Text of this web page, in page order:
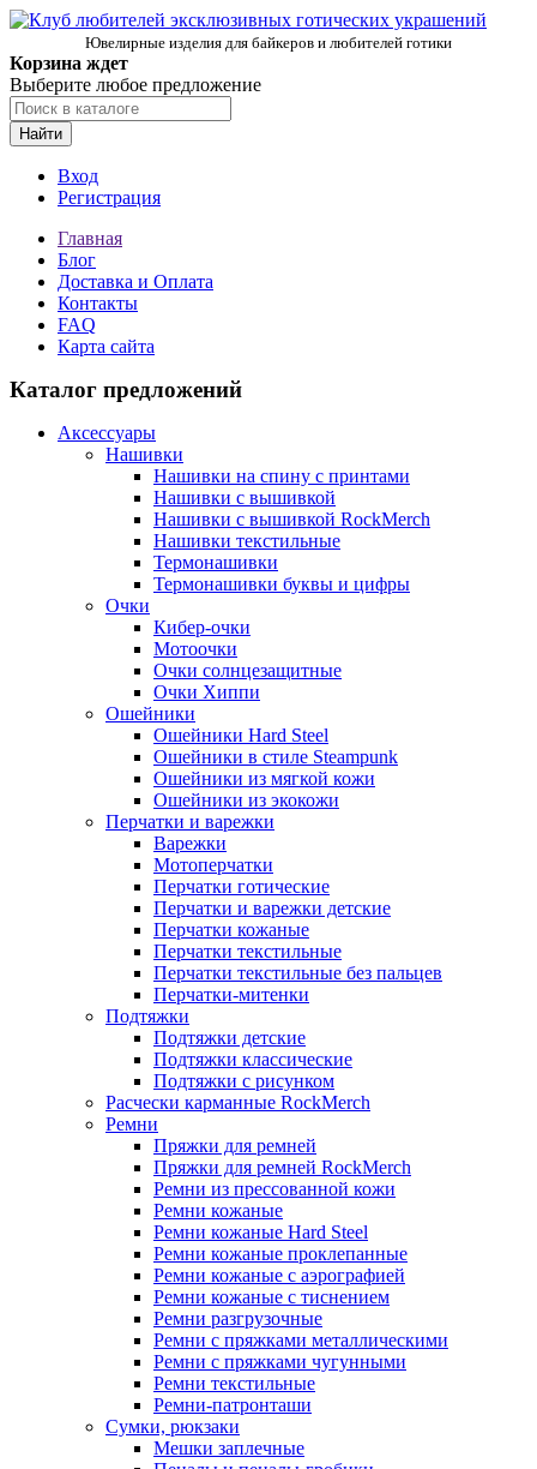
Ювелирные изделия для байкеров и любителей готики
Корзина ждет
Выберите любое предложение
Найти
Вход
Регистрация
Главная
Блог
Доставка и Оплата
Контакты
FAQ
Карта сайта
Каталог предложений
Аксессуары
Нашивки
Нашивки на спину с принтами
Нашивки с вышивкой
Нашивки с вышивкой RockMerch
Нашивки текстильные
Термонашивки
Термонашивки буквы и цифры
Очки
Кибер-очки
Мотоочки
Очки солнцезащитные
Очки Хиппи
Ошейники
Ошейники Hard Steel
Ошейники в стиле Steampunk
Ошейники из мягкой кожи
Ошейники из экокожи
Перчатки и варежки
Варежки
Мотоперчатки
Перчатки готические
Перчатки и варежки детские
Перчатки кожаные
Перчатки текстильные
Перчатки текстильные без пальцев
Перчатки-митенки
Подтяжки
Подтяжки детские
Подтяжки классические
Подтяжки с рисунком
Расчески карманные RockMerch
Ремни
Пряжки для ремней
Пряжки для ремней RockMerch
Ремни из прессованной кожи
Ремни кожаные
Ремни кожаные Hard Steel
Ремни кожаные проклепанные
Ремни кожаные с аэрографией
Ремни кожаные с тиснением
Ремни разгрузочные
Ремни с пряжками металлическими
Ремни с пряжками чугунными
Ремни текстильные
Ремни-патронташи
Сумки, рюкзаки
Мешки заплечные